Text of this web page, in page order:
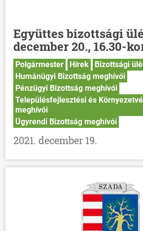
Együttes bizottsági
december 20., 16.30-
Polgármester Hírek
Bizottsági
Humánügyi Bizottság meghívói
Pénzügyi Bizottság meghívói
Településfejlesztési és
meghívói
Ügyrendi Bizottság meghívói
2021. december 19.